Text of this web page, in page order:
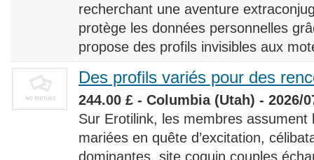
recherchant une aventure
protège les données personnelles
propose des profils invisibles aux
Des profils variés pour des
244.00 £ - Columbia (Utah) - 2026/
Sur Erotilink, les membres
mariées en quête d’excitation,
dominantes, site coquin couples